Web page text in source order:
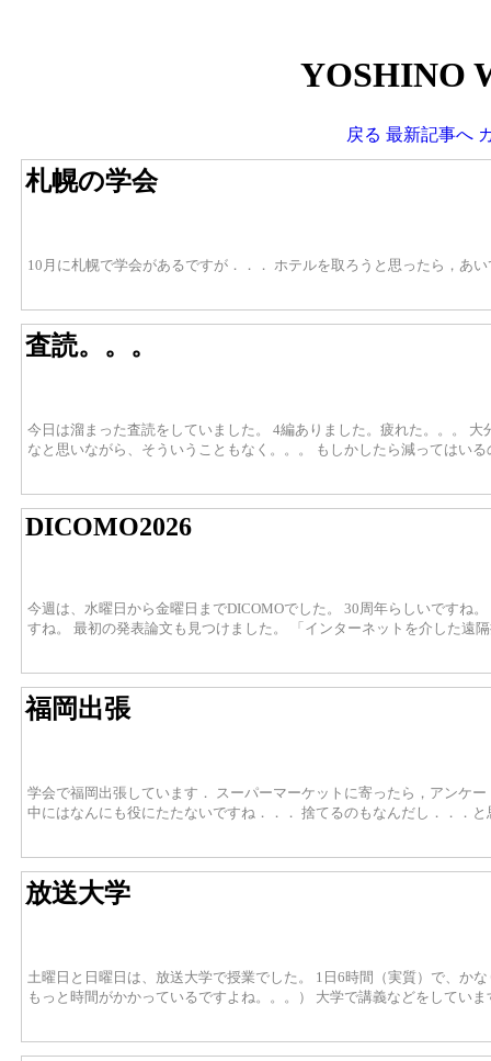
YOSHINO
戻る 最新記事へ
札幌の学会
10月に札幌で学会があるですが．．． ホテルを取ろうと思ったら，あ
査読。。。
今日は溜まった査読をしていました。 4編ありました。疲れた。。。
なと思いながら、そういうこともなく。。。 もしかしたら減ってはい
DICOMO2026
今週は、水曜日から金曜日までDICOMOでした。 30周年らしいですね
すね。 最初の発表論文も見つけました。 「インターネットを介した遠
福岡出張
学会で福岡出張しています． スーパーマーケットに寄ったら，アンケ
中にはなんにも役にたたないですね．．． 捨てるのもなんだし．．．
放送大学
土曜日と日曜日は、放送大学で授業でした。 1日6時間（実質）で、か
もっと時間がかかっているですよね。。。） 大学で講義などをしてい